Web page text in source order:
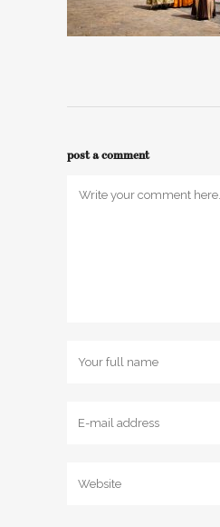
post a comment